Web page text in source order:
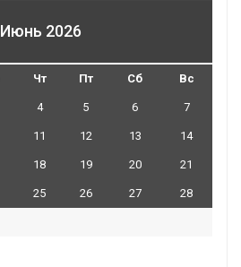
Июнь 2026
Чт Пт Сб Вс
4 5 6 7
11 12 13 14
18 19 20 21
25 26 27 28